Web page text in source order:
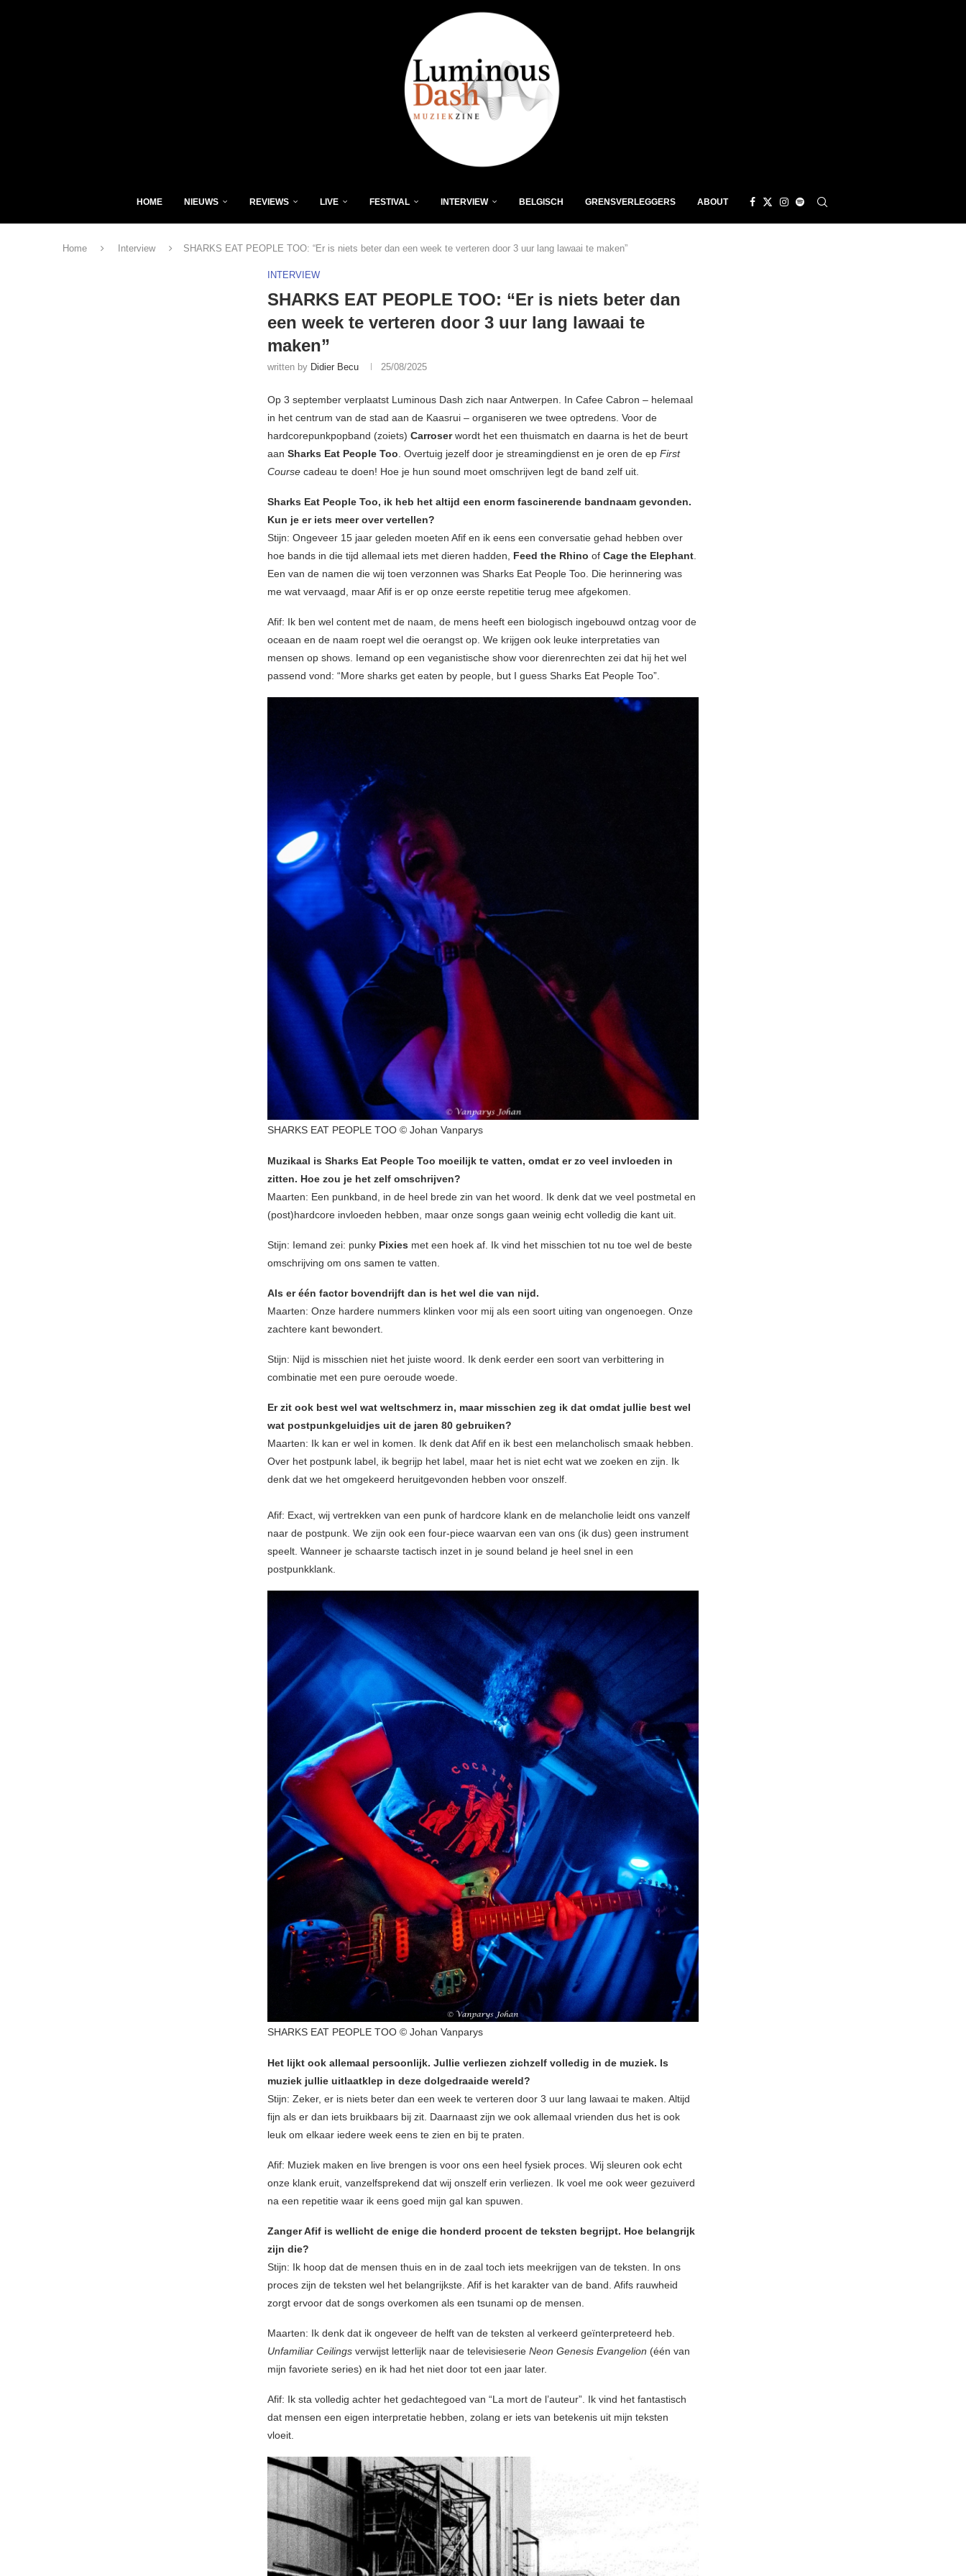
HOME NIEUWS REVIEWS LIVE FESTIVAL INTERVIEW BELGISCH GRENSVERLEGGERS ABOUT
Home Interview SHARKS EAT PEOPLE TOO: “Er is niets beter dan een week te verteren door 3 uur lang lawaai te maken”
INTERVIEW
SHARKS EAT PEOPLE TOO: “Er is niets beter dan
een week te verteren door 3 uur lang lawaai te
maken”
written by Didier Becu 25/08/2025
Op 3 september verplaatst Luminous Dash zich naar Antwerpen. In Cafee Cabron – helemaal
in het centrum van de stad aan de Kaasrui – organiseren we twee optredens. Voor de
hardcorepunkpopband (zoiets) Carroserwordt het een thuismatch en daarna is het de beurt
aan Sharks Eat People Too. Overtuig jezelf door je streamingdienst en je oren de ep First
Course cadeau te doen! Hoe je hun sound moet omschrijven legt de band zelf uit.
Sharks Eat People Too, ik heb het altijd een enorm fascinerende bandnaam gevonden.
Kun je er iets meer over vertellen?
Stijn: Ongeveer 15 jaar geleden moeten Afif en ik eens een conversatie gehad hebben over
hoe bands in die tijd allemaal iets met dieren hadden, Feed the Rhino of Cage the Elephant.
Een van de namen die wij toen verzonnen was Sharks Eat People Too. Die herinnering was
me wat vervaagd, maar Afif is er op onze eerste repetitie terug mee afgekomen.
Afif: Ik ben wel content met de naam, de mens heeft een biologisch ingebouwd ontzag voor de
oceaan en de naam roept wel die oerangst op. We krijgen ook leuke interpretaties van
mensen op shows. Iemand op een veganistische show voor dierenrechten zei dat hij het wel
passend vond: “More sharks get eaten by people, but I guess Sharks Eat People Too”.
SHARKS EAT PEOPLE TOO © Johan Vanparys
Muzikaal is Sharks Eat People Too moeilijk te vatten, omdat er zo veel invloeden in
zitten. Hoe zou je het zelf omschrijven?
Maarten: Een punkband, in de heel brede zin van het woord. Ik denk dat we veel postmetal en
(post)hardcore invloeden hebben, maar onze songs gaan weinig echt volledig die kant uit.
Stijn: Iemand zei: punky Pixies met een hoek af. Ik vind het misschien tot nu toe wel de beste
omschrijving om ons samen te vatten.
Als er één factor bovendrijft dan is het wel die van nijd.
Maarten: Onze hardere nummers klinken voor mij als een soort uiting van ongenoegen. Onze
zachtere kant bewondert.
Stijn: Nijd is misschien niet het juiste woord. Ik denk eerder een soort van verbittering in
combinatie met een pure oeroude woede.
Er zit ook best wel wat weltschmerz in, maar misschien zeg ik dat omdat jullie best wel
wat postpunkgeluidjes uit de jaren 80 gebruiken?
Maarten: Ik kan er wel in komen. Ik denk dat Afif en ik best een melancholisch smaak hebben.
Over het postpunk label, ik begrijp het label, maar het is niet echt wat we zoeken en zijn. Ik
denk dat we het omgekeerd heruitgevonden hebben voor onszelf.
Afif: Exact, wij vertrekken van een punk of hardcore klank en de melancholie leidt ons vanzelf
naar de postpunk. We zijn ook een four-piece waarvan een van ons (ik dus) geen instrument
speelt. Wanneer je schaarste tactisch inzet in je sound beland je heel snel in een
postpunkklank.
SHARKS EAT PEOPLE TOO © Johan Vanparys
Het lijkt ook allemaal persoonlijk. Jullie verliezen zichzelf volledig in de muziek. Is
muziek jullie uitlaatklep in deze dolgedraaide wereld?
Stijn: Zeker, er is niets beter dan een week te verteren door 3 uur lang lawaai te maken. Altijd
fijn als er dan iets bruikbaars bij zit. Daarnaast zijn we ook allemaal vrienden dus het is ook
leuk om elkaar iedere week eens te zien en bij te praten.
Afif: Muziek maken en live brengen is voor ons een heel fysiek proces. Wij sleuren ook echt
onze klank eruit, vanzelfsprekend dat wij onszelf erin verliezen. Ik voel me ook weer gezuiverd
na een repetitie waar ik eens goed mijn gal kan spuwen.
Zanger Afif is wellicht de enige die honderd procent de teksten begrijpt. Hoe belangrijk
zijn die?
Stijn: Ik hoop dat de mensen thuis en in de zaal toch iets meekrijgen van de teksten. In ons
proces zijn de teksten wel het belangrijkste. Afif is het karakter van de band. Afifs rauwheid
zorgt ervoor dat de songs overkomen als een tsunami op de mensen.
Maarten: Ik denk dat ik ongeveer de helft van de teksten al verkeerd geïnterpreteerd heb.
Unfamiliar Ceilings verwijst letterlijk naar de televisieserie Neon Genesis Evangelion (één van
mijn favoriete series) en ik had het niet door tot een jaar later.
Afif: Ik sta volledig achter het gedachtegoed van “La mort de l’auteur”. Ik vind het fantastisch
dat mensen een eigen interpretatie hebben, zolang er iets van betekenis uit mijn teksten
vloeit.